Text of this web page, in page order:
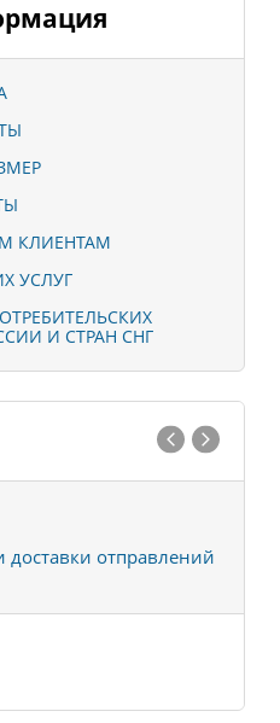
КЛИЕНТАМ
УСЛУГ
И СТРАН СНГ
отправлений